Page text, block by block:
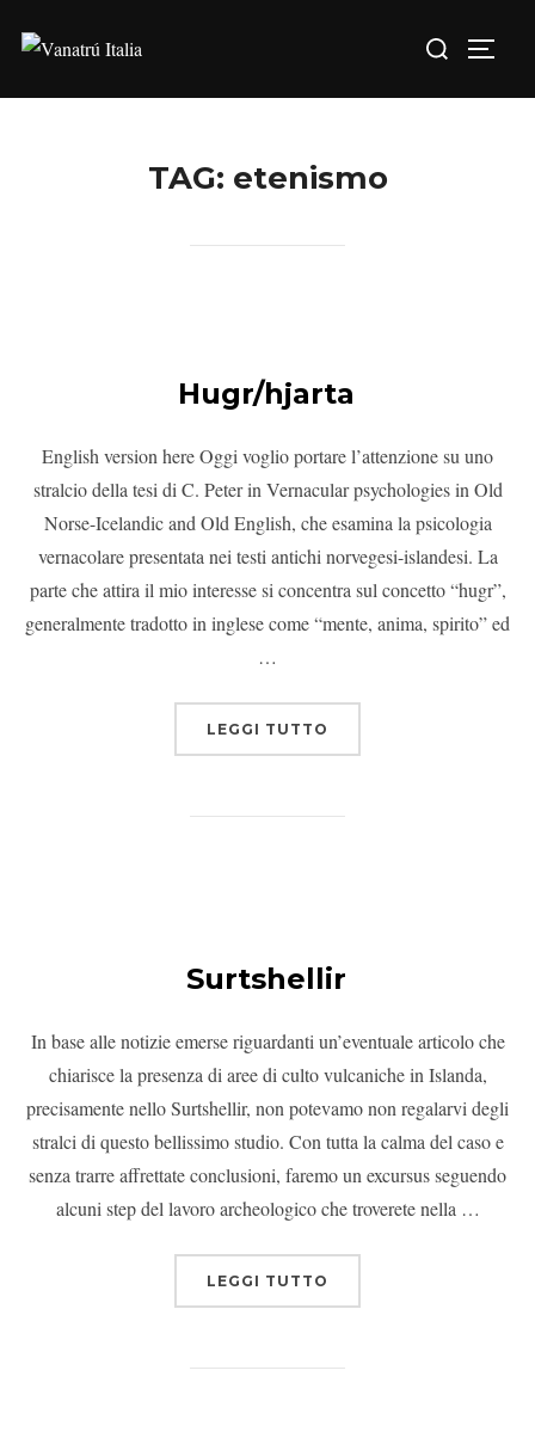
TAG: etenismo
Hugr/hjarta
English version here Oggi voglio portare l’attenzione su uno
stralcio della tesi di C. Peter in Vernacular psychologies in Old
Norse-Icelandic and Old English, che esamina la psicologia
vernacolare presentata nei testi antichi norvegesi-islandesi. La
parte che attira il mio interesse si concentra sul concetto “hugr”,
generalmente tradotto in inglese come “mente, anima, spirito” ed
…
LEGGI TUTTO
Surtshellir
In base alle notizie emerse riguardanti un’eventuale articolo che
chiarisce la presenza di aree di culto vulcaniche in Islanda,
precisamente nello Surtshellir, non potevamo non regalarvi degli
stralci di questo bellissimo studio. Con tutta la calma del caso e
senza trarre affrettate conclusioni, faremo un excursus seguendo
alcuni step del lavoro archeologico che troverete nella …
LEGGI TUTTO